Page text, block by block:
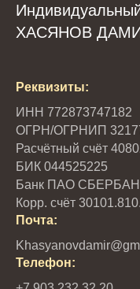
ХАСЯНОВ
Реквизиты:
ИНН 772873747182
ОГРН/ОГРНИП
Расчётный счёт
БИК 044525225
Банк ПАО
Корр. счёт
Почта:
Телефон: